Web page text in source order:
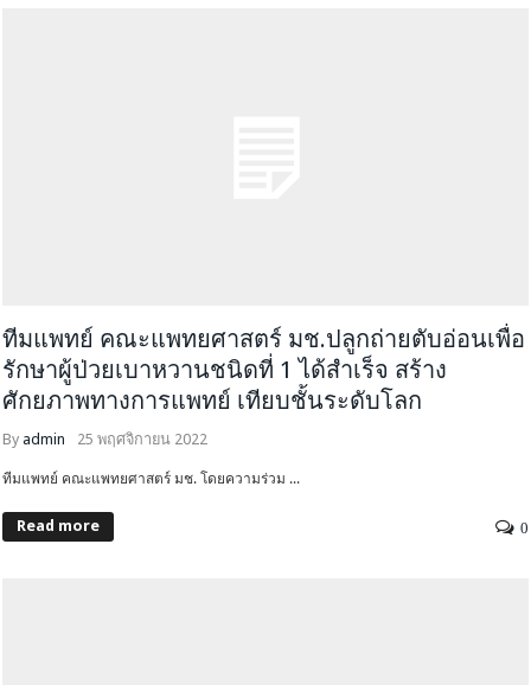
ทีมแพทย์ คณะแพทยศาสตร์ มช.ปลูกถ่ายตับอ่อนเพื่อ
รักษาผู้ป่วยเบาหวานชนิดที่ 1 ได้สำเร็จ สร้าง
ศักยภาพทางการแพทย์ เทียบชั้นระดับโลก
By admin 25 พฤศจิกายน 2022
ทีมแพทย์ คณะแพทยศาสตร์ มช. โดยความร่วม ...
Read more 0